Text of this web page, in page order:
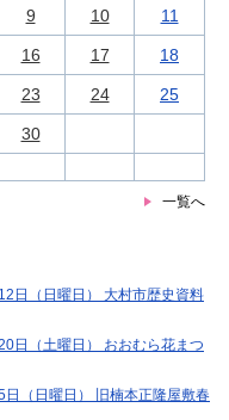
9 10 11
16 17 18
23 24 25
30
一覧へ
日（日曜日） 大村市歴史資料
日（土曜日） おおむら花まつ
（日曜日） 旧楠本正隆屋敷春